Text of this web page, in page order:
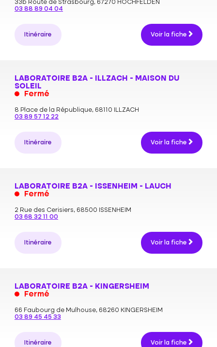
33b Route de Strasbourg, 67270 HOCHFELDEN
03 88 89 04 04
Itinéraire Voir la fiche
LABORATOIRE B2A - ILLZACH - MAISON DU
SOLEIL
Fermé
8 Place de la République, 68110 ILLZACH
03 89 57 12 22
Itinéraire Voir la fiche
LABORATOIRE B2A - ISSENHEIM - LAUCH
Fermé
2 Rue des Cerisiers, 68500 ISSENHEIM
03 68 32 11 00
Itinéraire Voir la fiche
LABORATOIRE B2A - KINGERSHEIM
Fermé
66 Faubourg de Mulhouse, 68260 KINGERSHEIM
03 89 45 45 33
Itinéraire Voir la fiche